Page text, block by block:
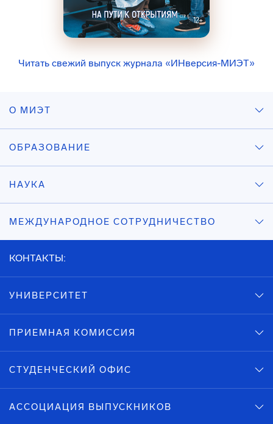
Читать свежий выпуск журнала «ИНверсия-МИЭТ»
О МИЭТ
ОБРАЗОВАНИЕ
НАУКА
МЕЖДУНАРОДНОЕ СОТРУДНИЧЕСТВО
КОНТАКТЫ:
УНИВЕРСИТЕТ
ПРИЕМНАЯ КОМИССИЯ
СТУДЕНЧЕСКИЙ ОФИС
АССОЦИАЦИЯ ВЫПУСКНИКОВ